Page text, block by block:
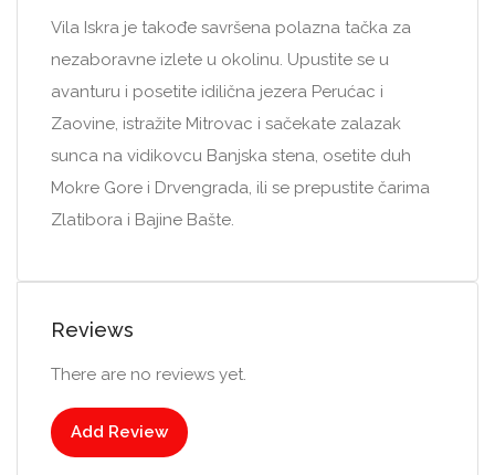
Vila Iskra je takođe savršena polazna tačka za
nezaboravne izlete u okolinu. Upustite se u
avanturu i posetite idilična jezera Perućac i
Zaovine, istražite Mitrovac i sačekate zalazak
sunca na vidikovcu Banjska stena, osetite duh
Mokre Gore i Drvengrada, ili se prepustite čarima
Zlatibora i Bajine Bašte.
Reviews
There are no reviews yet.
Add Review